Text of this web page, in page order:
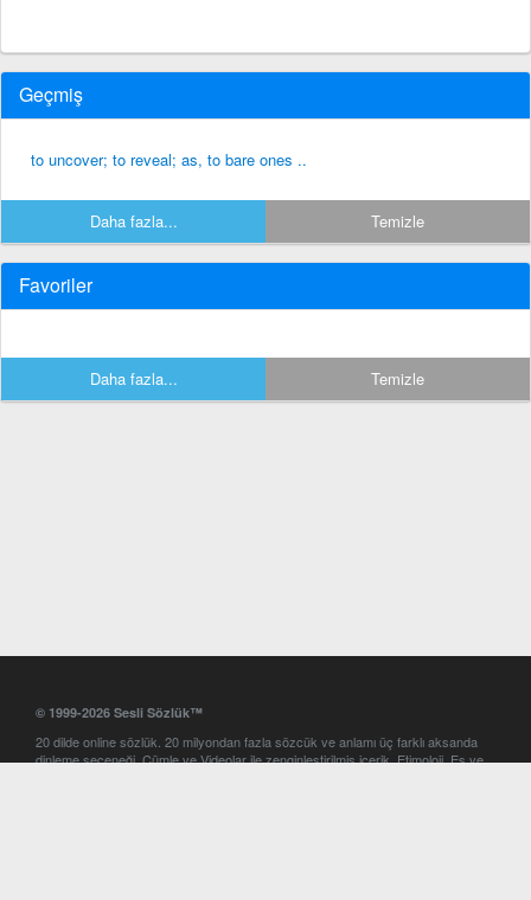
Geçmiş
to uncover; to reveal; as, to bare ones ..
Daha fazla... Temizle
Favoriler
Daha fazla... Temizle
© 1999-2026 Sesli Sözlük™
20 dilde online sözlük. 20 milyondan fazla sözcük ve anlamı üç farklı aksanda
dinleme seçeneği. Cümle ve Videolar ile zenginleştirilmiş içerik. Etimoloji, Eş ve